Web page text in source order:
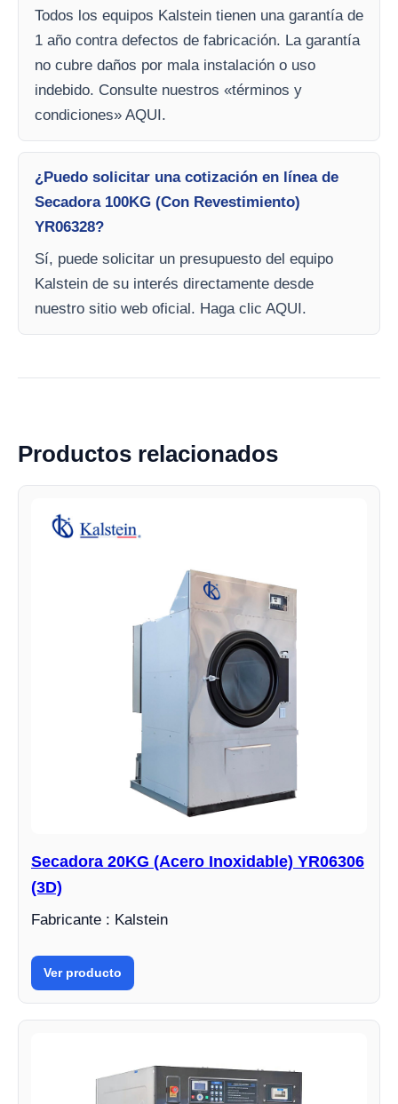
Todos los equipos Kalstein tienen una garantía de
1 año contra defectos de fabricación. La garantía
no cubre daños por mala instalación o uso
indebido. Consulte nuestros «términos y
condiciones» AQUI.
¿Puedo solicitar una cotización en línea de
Secadora 100KG (Con Revestimiento)
YR06328?
Sí, puede solicitar un presupuesto del equipo
Kalstein de su interés directamente desde
nuestro sitio web oficial. Haga clic AQUI.
Productos relacionados
Secadora 20KG (Acero Inoxidable) YR06306
(3D)
Fabricante : Kalstein
Ver producto